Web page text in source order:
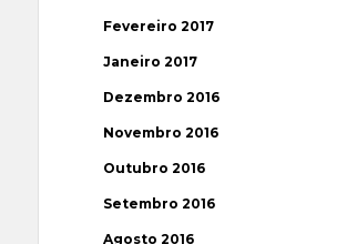
Fevereiro 2017
Janeiro 2017
Dezembro 2016
Novembro 2016
Outubro 2016
Setembro 2016
Agosto 2016